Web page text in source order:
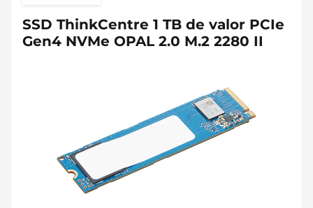
SSD ThinkCentre 1 TB de valor PCIe
Gen4 NVMe OPAL 2.0 M.2 2280 II